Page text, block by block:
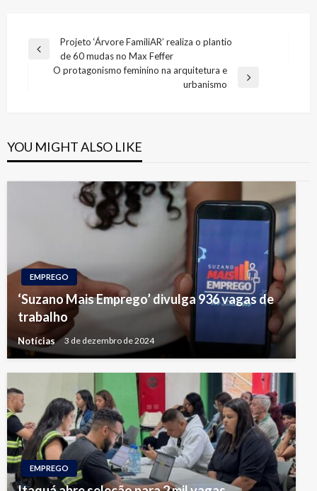
Navegação
Previous
Projeto ‘Árvore FamiliAR’ realiza o plantio
de 60 mudas no Max Feffer
O protagonismo feminino na arquitetura e
urbanismo
YOU MIGHT ALSO LIKE
EMPREGO
‘Suzano Mais Emprego’ divulga 936 vagas de
trabalho
Notícias 3 de dezembro de 2024
EMPREGO